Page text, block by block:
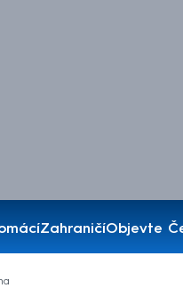
ZahraničíObjevte